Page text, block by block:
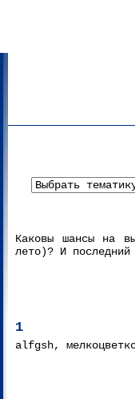
Каковы шансы на
лето)? И
1
alfgsh,